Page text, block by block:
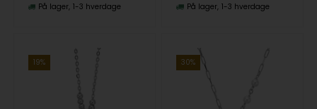
På lager 1-3 hverdage På lager 1-3 hverdage
19% 30%